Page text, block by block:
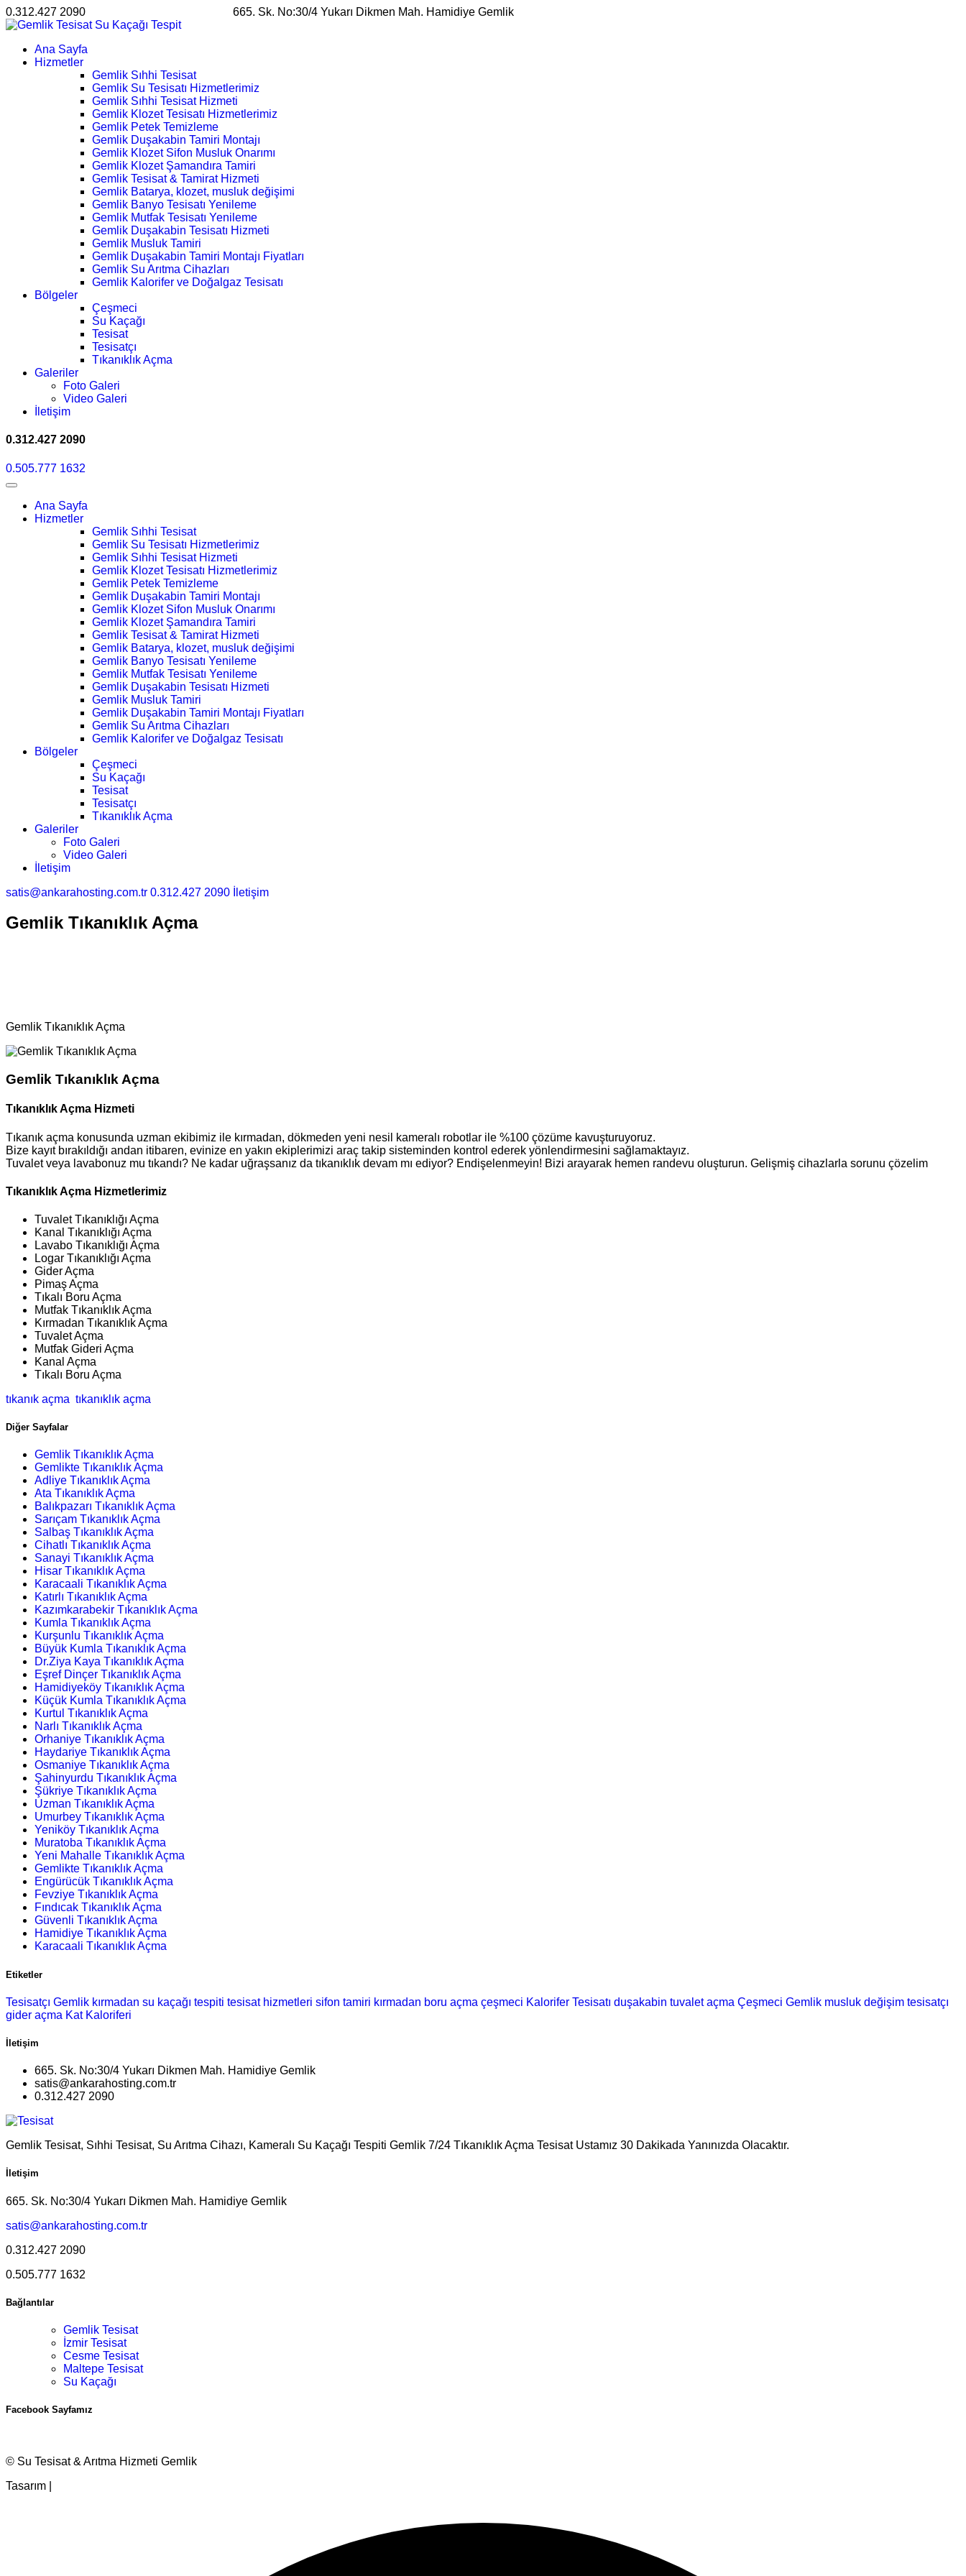
0.312.427 2090 665. Sk. No:30/4 Yukarı Dikmen Mah. Hamidiye Gemlik
Ana Sayfa
Hizmetler
Gemlik Sıhhi Tesisat
Gemlik Su Tesisatı Hizmetlerimiz
Gemlik Sıhhi Tesisat Hizmeti
Gemlik Klozet Tesisatı Hizmetlerimiz
Gemlik Petek Temizleme
Gemlik Duşakabin Tamiri Montajı
Gemlik Klozet Sifon Musluk Onarımı
Gemlik Klozet Şamandıra Tamiri
Gemlik Tesisat & Tamirat Hizmeti
Gemlik Batarya, klozet, musluk değişimi
Gemlik Banyo Tesisatı Yenileme
Gemlik Mutfak Tesisatı Yenileme
Gemlik Duşakabin Tesisatı Hizmeti
Gemlik Musluk Tamiri
Gemlik Duşakabin Tamiri Montajı Fiyatları
Gemlik Su Arıtma Cihazları
Gemlik Kalorifer ve Doğalgaz Tesisatı
Bölgeler
Çeşmeci
Su Kaçağı
Tesisat
Tesisatçı
Tıkanıklık Açma
Galeriler
Foto Galeri
Video Galeri
İletişim
0.312.427 2090
0.505.777 1632
Ana Sayfa
Hizmetler
Gemlik Sıhhi Tesisat
Gemlik Su Tesisatı Hizmetlerimiz
Gemlik Sıhhi Tesisat Hizmeti
Gemlik Klozet Tesisatı Hizmetlerimiz
Gemlik Petek Temizleme
Gemlik Duşakabin Tamiri Montajı
Gemlik Klozet Sifon Musluk Onarımı
Gemlik Klozet Şamandıra Tamiri
Gemlik Tesisat & Tamirat Hizmeti
Gemlik Batarya, klozet, musluk değişimi
Gemlik Banyo Tesisatı Yenileme
Gemlik Mutfak Tesisatı Yenileme
Gemlik Duşakabin Tesisatı Hizmeti
Gemlik Musluk Tamiri
Gemlik Duşakabin Tamiri Montajı Fiyatları
Gemlik Su Arıtma Cihazları
Gemlik Kalorifer ve Doğalgaz Tesisatı
Bölgeler
Çeşmeci
Su Kaçağı
Tesisat
Tesisatçı
Tıkanıklık Açma
Galeriler
Foto Galeri
Video Galeri
İletişim
satis@ankarahosting.com.tr 0.312.427 2090 İletişim
Gemlik Tıkanıklık Açma
Gemlik Tıkanıklık Açma
Gemlik Tıkanıklık Açma
Tıkanıklık Açma Hizmeti
Tıkanık açma konusunda uzman ekibimiz ile kırmadan, dökmeden yeni nesil kameralı robotlar ile %100 çözüme kavuşturuyoruz.
Bize kayıt bırakıldığı andan itibaren, evinize en yakın ekiplerimizi araç takip sisteminden kontrol ederek yönlendirmesini sağlamaktayız.
Tuvalet veya lavabonuz mu tıkandı? Ne kadar uğraşsanız da tıkanıklık devam mı ediyor? Endişelenmeyin! Bizi arayarak hemen randevu oluşturun. Gelişmiş cihazlarla sorunu çözelim
Tıkanıklık Açma Hizmetlerimiz
Tuvalet Tıkanıklığı Açma
Kanal Tıkanıklığı Açma
Lavabo Tıkanıklığı Açma
Logar Tıkanıklığı Açma
Gider Açma
Pimaş Açma
Tıkalı Boru Açma
Mutfak Tıkanıklık Açma
Kırmadan Tıkanıklık Açma
Tuvalet Açma
Mutfak Gideri Açma
Kanal Açma
Tıkalı Boru Açma
tıkanık açma tıkanıklık açma
Diğer Sayfalar
Gemlik Tıkanıklık Açma
Gemlikte Tıkanıklık Açma
Adliye Tıkanıklık Açma
Ata Tıkanıklık Açma
Balıkpazarı Tıkanıklık Açma
Sarıçam Tıkanıklık Açma
Salbaş Tıkanıklık Açma
Cihatlı Tıkanıklık Açma
Sanayi Tıkanıklık Açma
Hisar Tıkanıklık Açma
Karacaali Tıkanıklık Açma
Katırlı Tıkanıklık Açma
Kazımkarabekir Tıkanıklık Açma
Kumla Tıkanıklık Açma
Kurşunlu Tıkanıklık Açma
Büyük Kumla Tıkanıklık Açma
Dr.Ziya Kaya Tıkanıklık Açma
Eşref Dinçer Tıkanıklık Açma
Hamidiyeköy Tıkanıklık Açma
Küçük Kumla Tıkanıklık Açma
Kurtul Tıkanıklık Açma
Narlı Tıkanıklık Açma
Orhaniye Tıkanıklık Açma
Haydariye Tıkanıklık Açma
Osmaniye Tıkanıklık Açma
Şahinyurdu Tıkanıklık Açma
Şükriye Tıkanıklık Açma
Uzman Tıkanıklık Açma
Umurbey Tıkanıklık Açma
Yeniköy Tıkanıklık Açma
Muratoba Tıkanıklık Açma
Yeni Mahalle Tıkanıklık Açma
Gemlikte Tıkanıklık Açma
Engürücük Tıkanıklık Açma
Fevziye Tıkanıklık Açma
Fındıcak Tıkanıklık Açma
Güvenli Tıkanıklık Açma
Hamidiye Tıkanıklık Açma
Karacaali Tıkanıklık Açma
Etiketler
Tesisatçı Gemlik kırmadan su kaçağı tespiti tesisat hizmetleri sifon tamiri kırmadan boru açma çeşmeci Kalorifer Tesisatı duşakabin tuvalet açma Çeşmeci Gemlik musluk değişim tesisatçı
gider açma Kat Kaloriferi
İletişim
665. Sk. No:30/4 Yukarı Dikmen Mah. Hamidiye Gemlik
satis@ankarahosting.com.tr
0.312.427 2090
Gemlik Tesisat, Sıhhi Tesisat, Su Arıtma Cihazı, Kameralı Su Kaçağı Tespiti Gemlik 7/24 Tıkanıklık Açma Tesisat Ustamız 30 Dakikada Yanınızda Olacaktır.
İletişim
665. Sk. No:30/4 Yukarı Dikmen Mah. Hamidiye Gemlik
satis@ankarahosting.com.tr
0.312.427 2090
0.505.777 1632
Bağlantılar
Gemlik Tesisat
İzmir Tesisat
Cesme Tesisat
Maltepe Tesisat
Su Kaçağı
Facebook Sayfamız
© Su Tesisat & Arıtma Hizmeti Gemlik
Tasarım |